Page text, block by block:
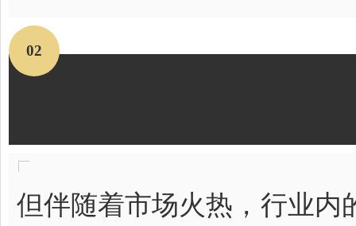
02
但伴随着市场火热，行业内